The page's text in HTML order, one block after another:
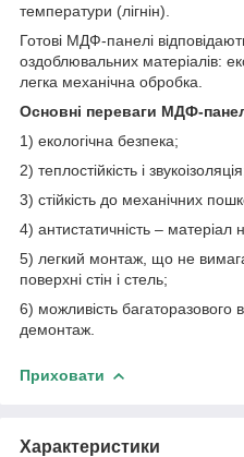
температури (лігнін).
Готові МДФ-панелі
оздоблювальних матеріалів:
легка механічна обробка.
Основні переваги МДФ-
1) екологічна безпека;
2) теплостійкість і
3) стійкість до механічних
4) антистатичність – матеріал
5) легкий монтаж, що не
поверхні стін і стель;
6) можливість багаторазового
демонтаж.
Приховати
Характеристики